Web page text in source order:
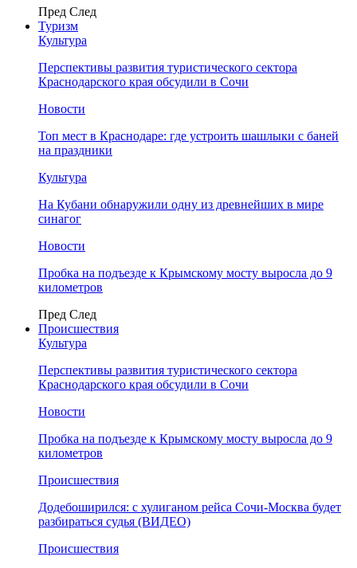
Пред След
Туризм
Культура
Перспективы развития туристического сектора
Краснодарского края обсудили в Сочи
Новости
Топ мест в Краснодаре: где устроить шашлыки с баней
на праздники
Культура
На Кубани обнаружили одну из древнейших в мире
синагог
Новости
Пробка на подъезде к Крымскому мосту выросла до 9
километров
Пред След
Происшествия
Культура
Перспективы развития туристического сектора
Краснодарского края обсудили в Сочи
Новости
Пробка на подъезде к Крымскому мосту выросла до 9
километров
Происшествия
Додебоширился: с хулиганом рейса Сочи-Москва будет
разбираться судья (ВИДЕО)
Происшествия